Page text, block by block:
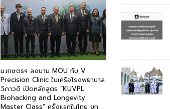
ม.เกษตรฯ ลงนาม MOU กับ V
Precision Clinic ในเครือโรงพยาบาล
วิภาวดี เปิดหลักสูตร “KUVPL
Biohacking and Longevity
Master Class” ครั้งแรกในไทย ยก